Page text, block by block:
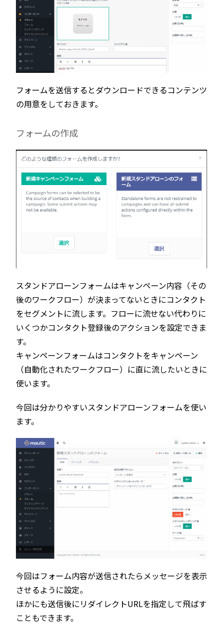
フォームを送信するとダウンロードできるコンテンツ
の用意をしておきます。
フォームの作成
スタンドアローンフォームはキャンペーン内容（その
後のワークフロー）が決まってないときにコンタクト
をセグメントに流します。フローに流せない代わりに
いくつかコンタクト登録後のアクションを設定できま
す。
キャンペーンフォームはコンタクトをキャンペーン
（自動化されたワークフロー）に直に流したいときに
使います。
今回は分かりやすいスタンドアローンフォームを使い
ます。
今回はフォーム内容が送信されたらメッセージを表示
させるように設定。
ほかにも送信後にリダイレクトURLを指定して飛ばす
こともできます。